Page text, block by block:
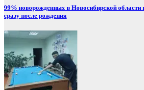
99% новорожденных в Новосибирской области
сразу после рождения